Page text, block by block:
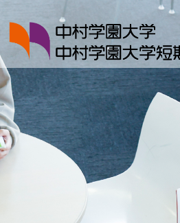
中村学園大学・中村学園大学短期大学部